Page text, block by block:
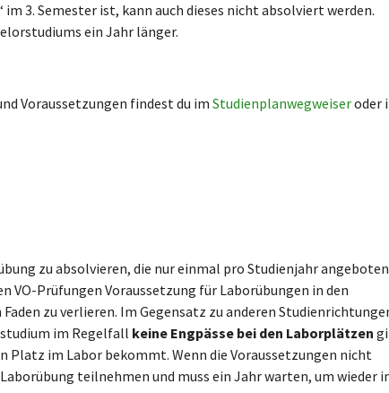
3. Semester ist, kann auch dieses nicht absolviert werden.
ein Jahr länger.
Voraussetzungen findest du im Studienplanwegweiseroder
zu absolvieren, die nur einmal pro Studienjahr angeboten
VO-Prüfungen Voraussetzung für Laborübungen in den
zu verlieren. Im Gegensatz zu anderen
im Regelfall keine Engpässe bei den Laborplätzen
Platz im Labor bekommt. Wenn die Voraussetzungen nicht
teilnehmen und muss ein Jahr warten, um wieder